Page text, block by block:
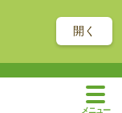
開く